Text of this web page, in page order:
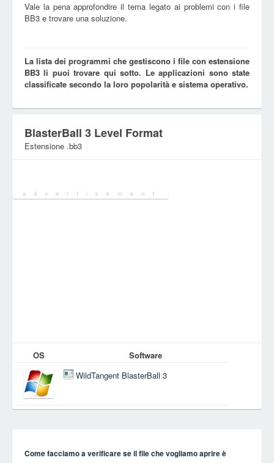
Vale la pena approfondire il tema legato ai problemi con i file
BB3 e trovare una soluzione.
La lista dei programmi che gestiscono i file con estensione
BB3 li puoi trovare qui sotto. Le applicazioni sono state
classificate secondo la loro popolarità e sistema operativo.
BlasterBall 3 Level Format
Estensione .bb3
OS
Software
WildTangent BlasterBall 3
Come facciamo a verificare se il file che vogliamo aprire è